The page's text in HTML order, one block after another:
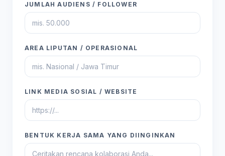
JUMLAH AUDIENS / FOLLOWER
AREA LIPUTAN / OPERASIONAL
LINK MEDIA SOSIAL / WEBSITE
BENTUK KERJA SAMA YANG DIINGINKAN